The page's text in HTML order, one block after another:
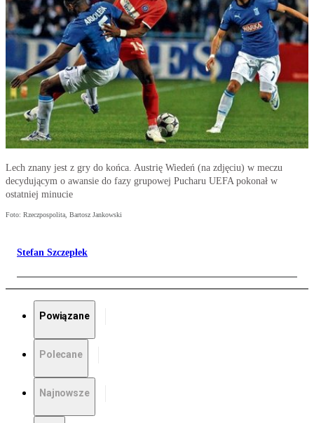
Lech znany jest z gry do końca. Austrię Wiedeń (na zdjęciu) w meczu
decydującym o awansie do fazy grupowej Pucharu UEFA pokonał w
ostatniej minucie
Foto: Rzeczpospolita, Bartosz Jankowski
Stefan Szczepłek
Powiązane
Polecane
Najnowsze